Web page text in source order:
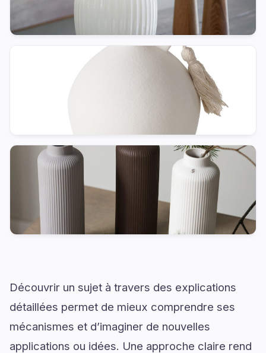
Découvrir un sujet à travers des explications
détaillées permet de mieux comprendre ses
mécanismes et d’imaginer de nouvelles
applications ou idées. Une approche claire rend